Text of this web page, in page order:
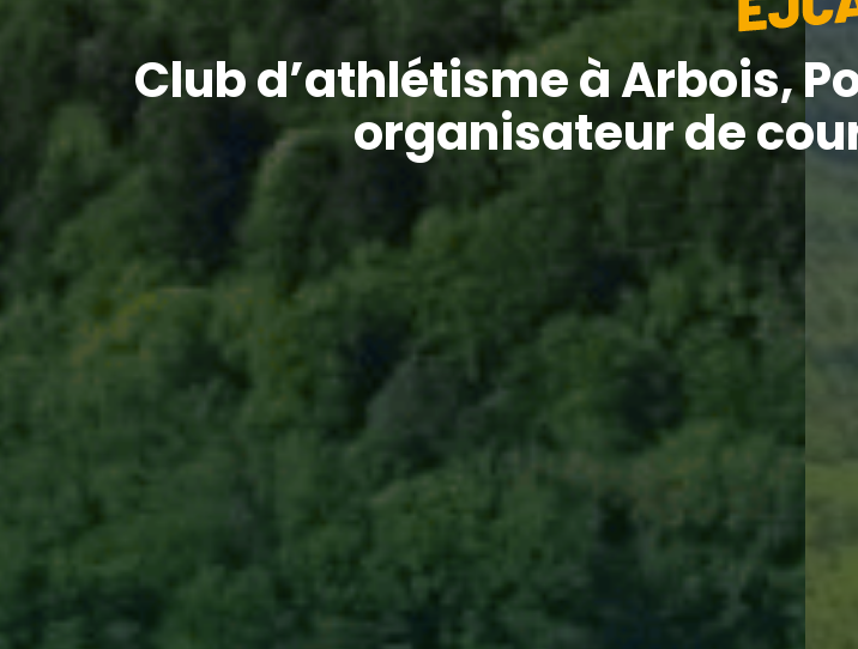
Club d’athlétisme à Arbois,
organisateur de